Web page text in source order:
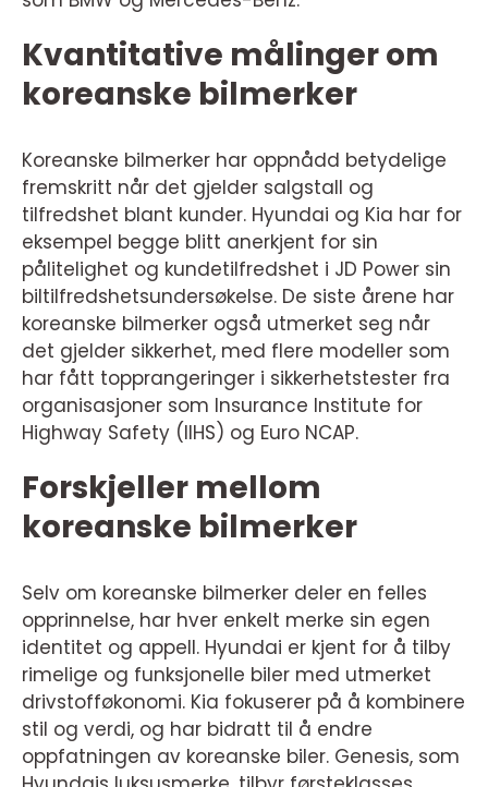
Kvantitative målinger om
koreanske bilmerker
Koreanske bilmerker har oppnådd betydelige
fremskritt når det gjelder salgstall og
tilfredshet blant kunder. Hyundai og Kia har for
eksempel begge blitt anerkjent for sin
pålitelighet og kundetilfredshet i JD Power sin
biltilfredshetsundersøkelse. De siste årene har
koreanske bilmerker også utmerket seg når
det gjelder sikkerhet, med flere modeller som
har fått topprangeringer i sikkerhetstester fra
organisasjoner som Insurance Institute for
Highway Safety (IIHS) og Euro NCAP.
Forskjeller mellom
koreanske bilmerker
Selv om koreanske bilmerker deler en felles
opprinnelse, har hver enkelt merke sin egen
identitet og appell. Hyundai er kjent for å tilby
rimelige og funksjonelle biler med utmerket
drivstofføkonomi. Kia fokuserer på å kombinere
stil og verdi, og har bidratt til å endre
oppfatningen av koreanske biler. Genesis, som